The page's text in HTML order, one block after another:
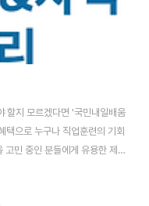
할지 모르겠다면 '국민내일배움
으로 누구나 직업훈련의 기회
민 중인 분들에게 유용한 제도
로 활용한다면 자격증 취득이